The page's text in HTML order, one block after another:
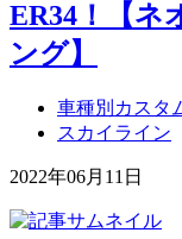
ER34！【ネ
ング】
車種別カスタ
スカイライン
2022年06月11日